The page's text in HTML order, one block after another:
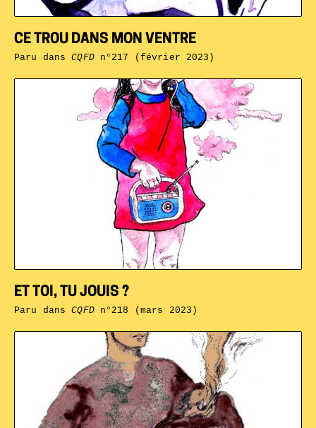
ET TOI, TU JOUIS ?
Paru dansCQFDn°218 (mars 2023)
CE TROU DANS MON VENTRE
Paru dansCQFDn°217 (février 2023)